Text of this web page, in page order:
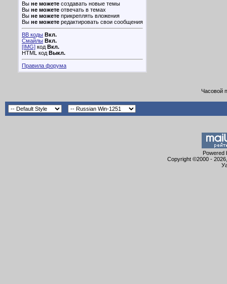
Вы не можете создавать новые темы
Вы не можете отвечать в темах
Вы не можете прикреплять вложения
Вы не можете редактировать свои сообщения
BB коды Вкл.
Смайлы Вкл.
[IMG] код Вкл.
HTML код Выкл.
Правила форума
Часовой
Powered
Copyright ©2000 -